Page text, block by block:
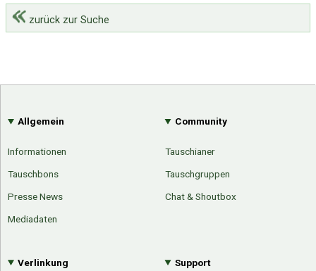
zurück zur Suche
Allgemein
Informationen
Tauschbons
Presse News
Mediadaten
Community
Tauschianer
Tauschgruppen
Chat & Shoutbox
Verlinkung Support